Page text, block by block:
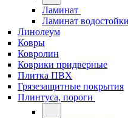
Ламинат
Ламинат
Линолеум
Ковры
Ковролин
Коврики придверные
Плитка ПВХ
Грязезащитные покрытия
Плинтуса, пороги